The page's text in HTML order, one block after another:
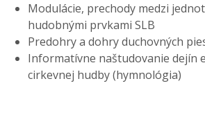
Modulácie, prechody medzi
hudobnými prvkami SLB
Predohry a dohry duchovných
Informatívne naštudovanie dejín
cirkevnej hudby (hymnológia)